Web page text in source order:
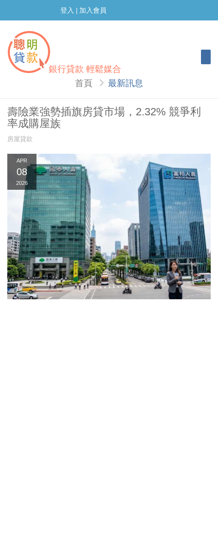
登入 加入會員
銀行貸款 輕鬆媒合
首頁 最新訊息
壽險業強勢插旗房貸市場，2.32% 競爭利
率成購屋族
房屋貸款
APR
08
2026